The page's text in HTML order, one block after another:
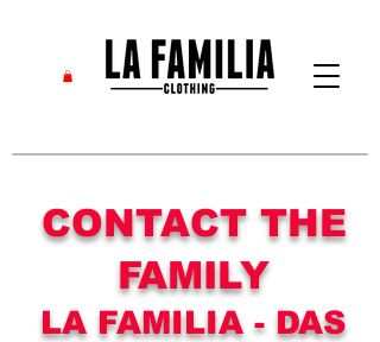
CONTACT THE
FAMILY
LA FAMILIA - DAS